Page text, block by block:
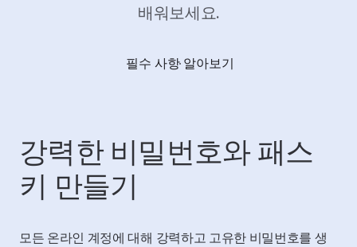
배워보세요.
필수 사항 알아보기
강력한 비밀번호와 패스
키 만들기
모든 온라인 계정에 대해 강력하고 고유한 비밀번호를 생